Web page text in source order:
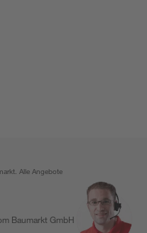
Alle Angebote
Baumarkt GmbH